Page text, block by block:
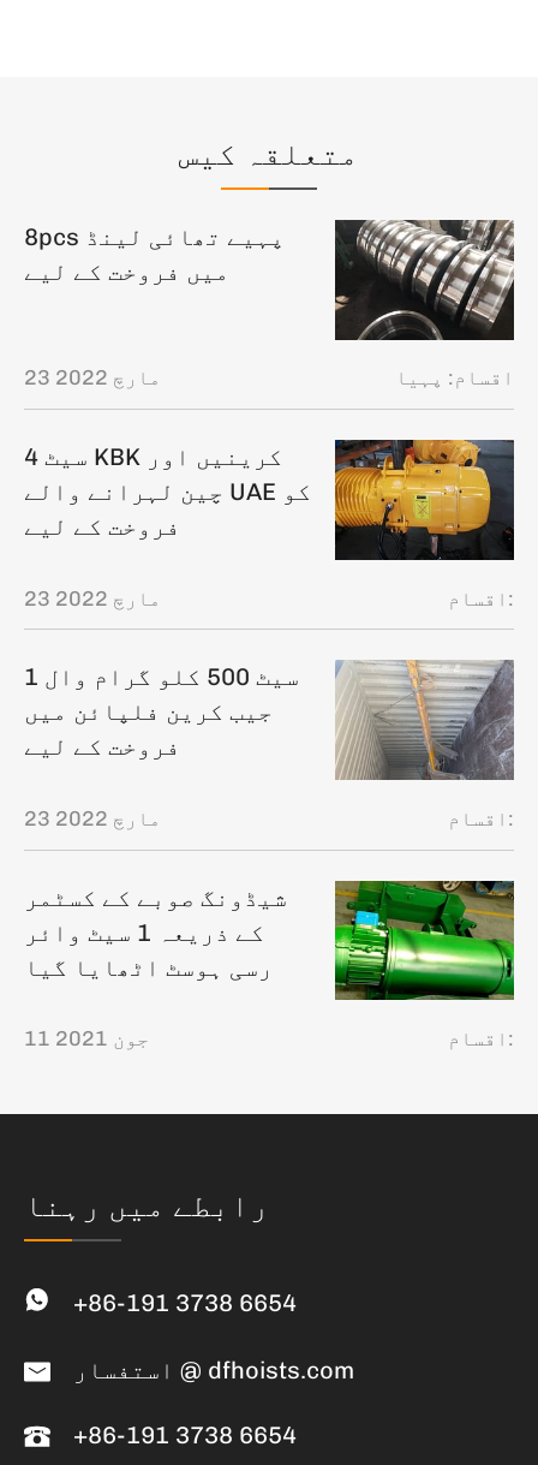
متعلقہ کیس
8pcs پہیے تھائی لینڈ
میں فروخت کے لیے
23 مارچ 2022 اقسام: پہیا
4 سیٹ KBK کرینیں اور
چین لہرانے والے UAE کو
فروخت کے لیے
23 مارچ 2022 اقسام:
1 سیٹ 500 کلو گرام وال
جیب کرین فلپائن میں
فروخت کے لیے
23 مارچ 2022 اقسام:
شیڈونگ صوبے کے کسٹمر
کے ذریعہ 1 سیٹ وائر
رسی ہوسٹ اٹھایا گیا
11 جون 2021 اقسام:
رابطے میں رہنا
+86-191 3738 6654
استفسار @ dfhoists.com
+86-191 3738 6654